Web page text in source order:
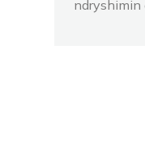
ndryshimin